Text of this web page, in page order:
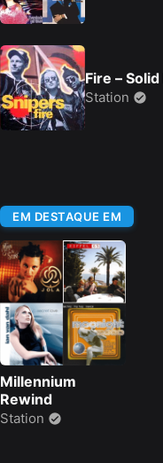
Fire –
Station
EM DESTAQUE EM
Millennium
Rewind
Station